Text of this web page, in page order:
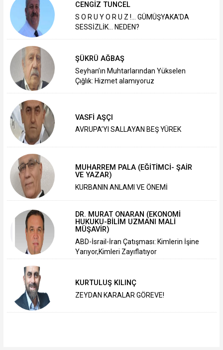
CENGİZ TUNCEL
S O R U Y O R U Z !... GÜMÜŞYAKA'DA
SESSİZLİK... NEDEN?
ŞÜKRÜ AĞBAŞ
Seyhan’ın Muhtarlarından Yükselen
Çığlık: Hizmet alamıyoruz
VASFİ AŞÇI
AVRUPA’YI SALLAYAN BEŞ YÜREK
MUHARREM PALA (EĞİTİMCİ- ŞAİR
VE YAZAR)
KURBANIN ANLAMI VE ÖNEMİ
DR. MURAT ONARAN (EKONOMİ
HUKUKU-BİLİM UZMANI MALİ
MÜŞAVİR)
ABD-İsrail-İran Çatışması: Kimlerin İşine
Yarıyor,Kimleri Zayıflatıyor
KURTULUŞ KILINÇ
ZEYDAN KARALAR GÖREVE!